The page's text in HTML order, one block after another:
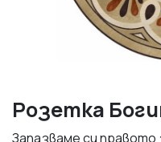
Розетка
Запазваме си